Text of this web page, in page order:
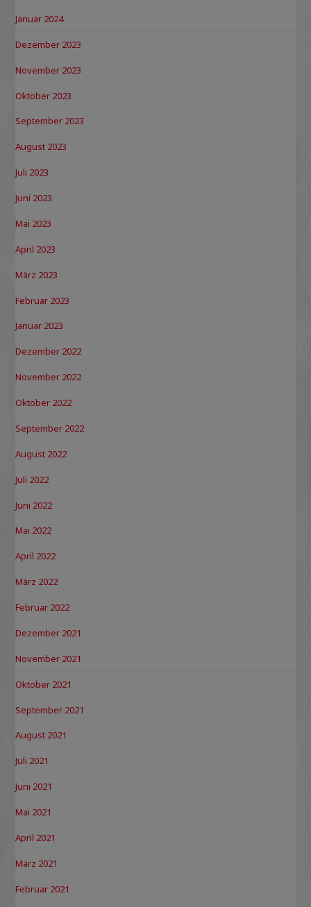
Januar 2024
Dezember 2023
November 2023
Oktober 2023
September 2023
August 2023
Juli 2023
Juni 2023
Mai 2023
April 2023
März 2023
Februar 2023
Januar 2023
Dezember 2022
November 2022
Oktober 2022
September 2022
August 2022
Juli 2022
Juni 2022
Mai 2022
April 2022
März 2022
Februar 2022
Dezember 2021
November 2021
Oktober 2021
September 2021
August 2021
Juli 2021
Juni 2021
Mai 2021
April 2021
März 2021
Februar 2021